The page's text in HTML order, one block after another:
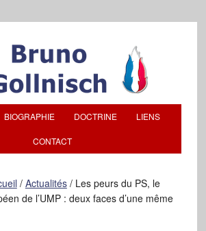
BIOGRAPHIE DOCTRINE LIENS
CONTACT
/ Actualités /Les peurs du PS, le
de l’UMP : deux faces d’une même